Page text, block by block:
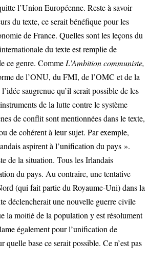
l’Union Européenne. Reste à savoir
du texte, ce serait bénéfique pour les
de France. Quelles sont les leçons du
du texte est remplie de
ce genre. Comme L’Ambition communiste,
de l’ONU, du FMI, de l’OMC et de la
saugrenue qu’il serait possible de les
de la lutte contre le système
de conflit sont mentionnées dans le texte,
de cohérent à leur sujet. Par exemple,
aspirent à l’unification du pays ».
de la situation. Tous les Irlandais
du pays. Au contraire, une tentative
(qui fait partie du Royaume-Uni) dans la
déclencherait une nouvelle guerre civile
la moitié de la population y est résolument
également pour l’unification de
quelle base ce serait possible. Ce n’est pas